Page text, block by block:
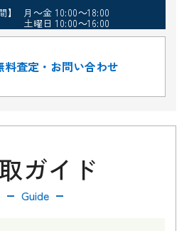
】 月～金 10:00～18:00
土曜日 10:00～16:00
料査定・お問い合わせ
ガイド
Guide